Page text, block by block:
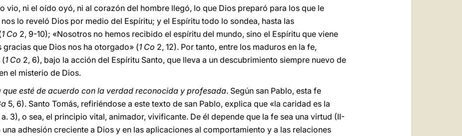
vio, ni el oído oyó, ni al corazón del hombre llegó, lo que Dios preparó para los que le
lo reveló Dios por medio del Espíritu; y el Espíritu todo lo sondea, hasta las
1 Co 2, 9-10); «Nosotros no hemos recibido el espíritu del mundo, sino el Espíritu que viene
que Dios nos ha otorgado» (1 Co 2, 12). Por tanto, entre los maduros en la fe,
(1 Co 2, 6), bajo la acción del Espíritu Santo, que lleva a un descubrimiento siempre nuevo de
el misterio de Dios.
que esté de acuerdo con la verdad reconocida y profesada. Según san Pablo, esta fe
5, 6). Santo Tomás, refiriéndose a este texto de san Pablo, explica que «la caridad es la
3), o sea, el principio vital, animador, vivificante. De él depende que la fe sea una virtud (II-
una adhesión creciente a Dios y en las aplicaciones al comportamiento y a las relaciones